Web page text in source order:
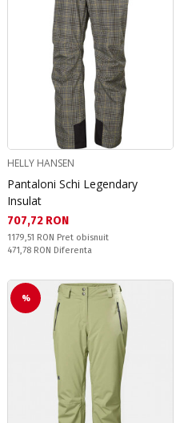
HELLY HANSEN
Pantaloni Schi Legendary
Insulat
Текуща цена:
707,72 RON
Pret obisnuit:
1179,51 RON Pret obisnuit
Спестявате:
471,78 RON Diferenta
%